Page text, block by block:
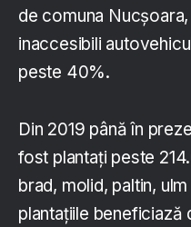
de comuna
inaccesibili
peste 40%.
Din 2019 până în
fost plantați peste
brad, molid, paltin,
plantațiile beneficiază